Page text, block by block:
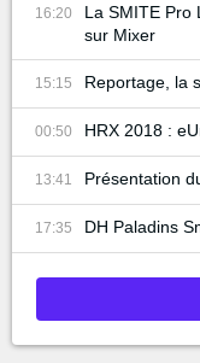
16:20
La SMITE Pro
sur Mixer
15:15 Reportage, la
00:50 HRX 2018 :
13:41 Présentation
17:35 DH Paladins